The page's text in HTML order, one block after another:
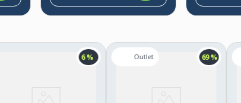
6 % 69 %